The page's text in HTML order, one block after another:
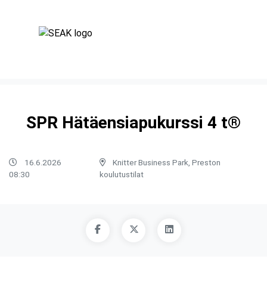
SPR Hätäensiapukurssi 4 t®
16.6.2026
08:30
Knitter Business Park, Preston
koulutustilat